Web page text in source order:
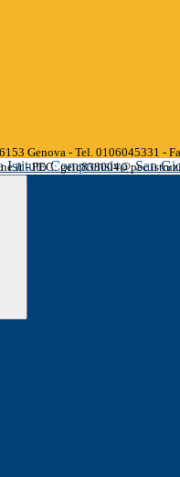
Istituto Comprensivo San
Genova - Tel. 0106045331 -
- PEC: